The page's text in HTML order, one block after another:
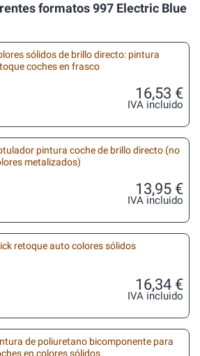
formatos 997 Electric Blue
sólidos de brillo directo: pintura
coches en frasco
16,53 €
IVA incluido
pintura coche de brillo directo (no
metalizados)
13,95 €
IVA incluido
retoque auto colores sólidos
16,34 €
IVA incluido
de poliuretano bicomponente para
en colores sólidos